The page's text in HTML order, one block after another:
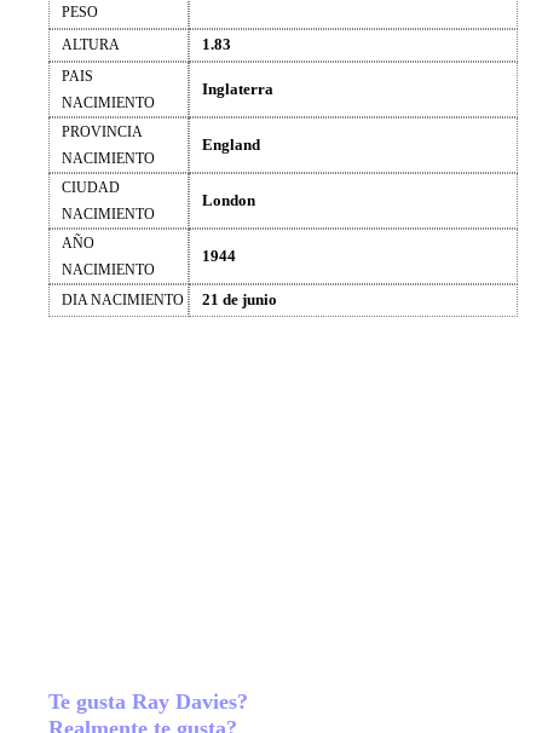
PESO
ALTURA
1.83
PAIS
NACIMIENTO
Inglaterra
PROVINCIA
NACIMIENTO
England
CIUDAD
NACIMIENTO
London
AÑO
NACIMIENTO
1944
DIA NACIMIENTO 21 de junio
Te gusta Ray Davies?
Realmente te gusta?